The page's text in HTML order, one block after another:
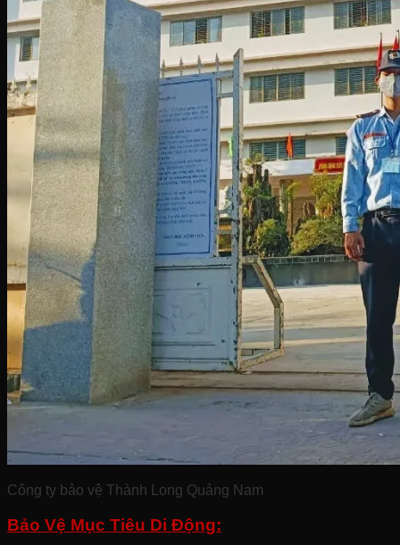
Công ty bảo vệ Thành Long Quảng Nam
Bảo Vệ Mục Tiêu Di Động: